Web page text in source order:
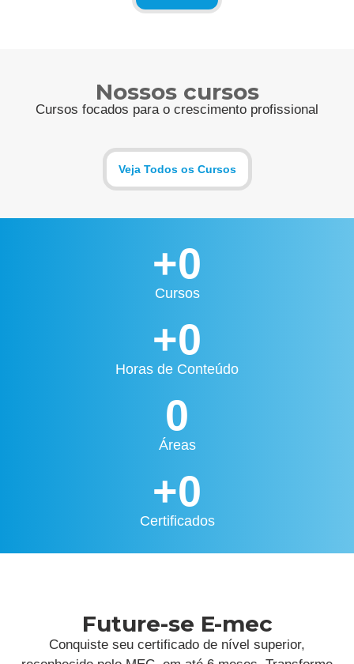
Nossos cursos
Cursos focados para o crescimento profissional
Veja Todos os Cursos
Cursos
+0
Horas de Conteúdo
+0
Áreas
0
Certificados
+0
Future-se E-mec
Conquiste seu certificado de nível superior,